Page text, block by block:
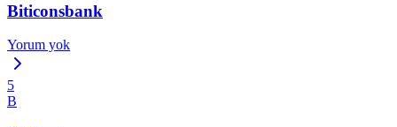
Biticonsbank
Yorum yok
5
B